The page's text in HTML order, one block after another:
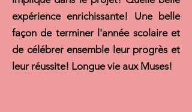
expérience enrichissante! Une belle
façon de terminer l'année scolaire et
de célébrer ensemble leur progrès et
leur réussite! Longue vie aux Muses!